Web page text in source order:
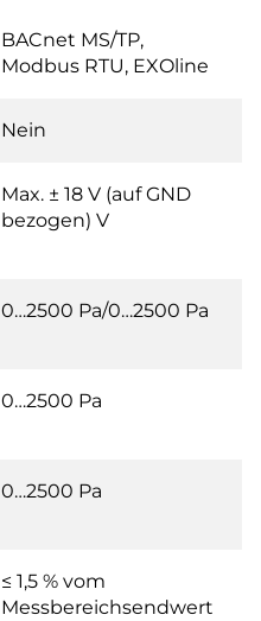
BACnet MS/TP,
Modbus RTU, EXOline
Nein
Max. ± 18 V (auf GND
bezogen) V
0…2500 Pa/0…2500 Pa
0…2500 Pa
0…2500 Pa
≤ 1,5 % vom
Messbereichsendwert